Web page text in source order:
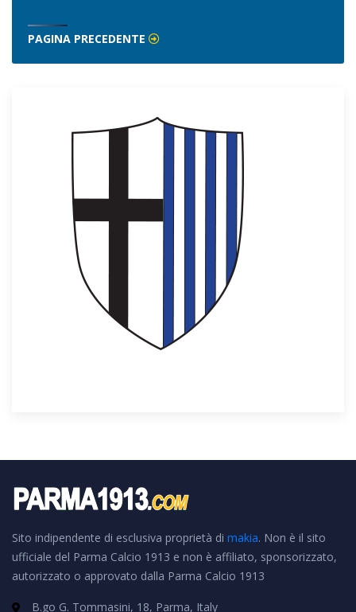
PAGINA PRECEDENTE
Sito indipendente di esclusiva proprietà di makia. Non è il sito
ufficiale del Parma Calcio 1913 e non è affiliato, sponsorizzato,
autorizzato o approvato dalla Parma Calcio 1913
B.go G. Tommasini, 18, Parma, Italy